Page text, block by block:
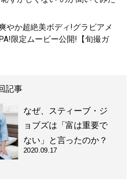
やか超絶美ボディ!グラビアメ
限定ムービー公開!【旬撮ガ
記事
なぜ、スティーブ・ジ
ョブズは「富は重要で
ない」と言ったのか？
2020.09.17